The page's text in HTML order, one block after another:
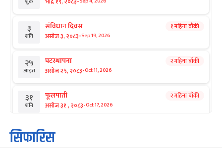
३
शनि
संविधान दिवस
असोज ३, २०८३-Sep 19, 2026
१ महिना बाँकी
२५
आइत
घटस्थापना
असोज २५, २०८३-Oct 11, 2026
२ महिना बाँकी
३१
शनि
फूलपाती
असोज ३१ , २०८३-Oct 17, 2026
२ महिना बाँकी
१
आइत
कार्तिक सङ्क्रान्ति
कार्तिक १, २०८३
सिफारिस